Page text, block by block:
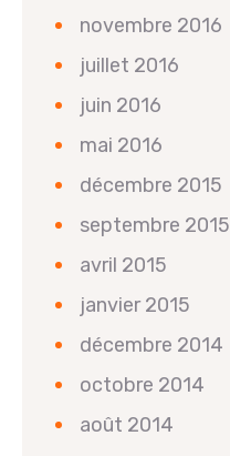
novembre 2016
juillet 2016
juin 2016
mai 2016
décembre 2015
septembre 2015
avril 2015
janvier 2015
décembre 2014
octobre 2014
août 2014